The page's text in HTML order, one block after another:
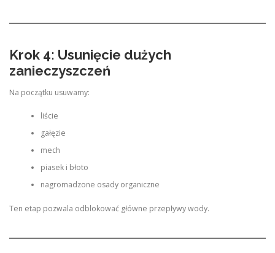
Krok 4: Usunięcie dużych
zanieczyszczeń
Na początku usuwamy:
liście
gałęzie
mech
piasek i błoto
nagromadzone osady organiczne
Ten etap pozwala odblokować główne przepływy wody.